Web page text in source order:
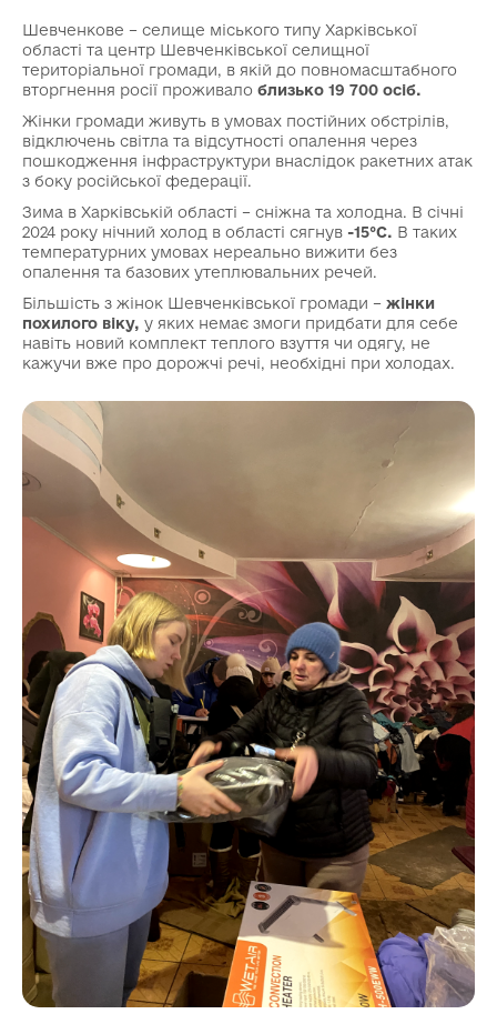
Шевченкове – селище міського типу Харківської
області та центр Шевченківської селищної
територіальної громади, в якій до повномасштабного
вторгнення росії проживало близько 19 700 осіб.
Жінки громади живуть в умовах постійних обстрілів,
відключень світла та відсутності опалення через
пошкодження інфраструктури внаслідок ракетних атак
з боку російської федерації.
Зима в Харківській області – сніжна та холодна. В січні
2024 року нічний холод в області сягнув -15°C. В таких
температурних умовах нереально вижити без
опалення та базових утеплювальних речей.
Більшість з жінок Шевченківської громади – жінки
похилого віку, у яких немає змоги придбати для себе
навіть новий комплект теплого взуття чи одягу, не
кажучи вже про дорожчі речі, необхідні при холодах.